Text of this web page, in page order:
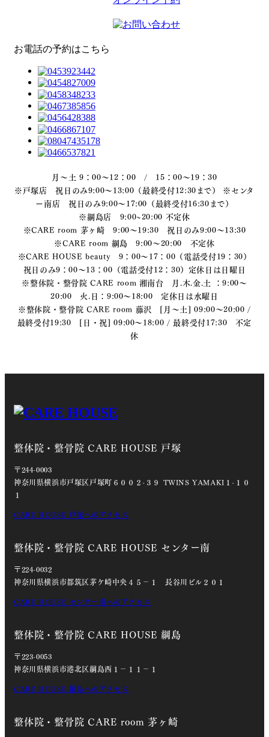
お電話の予約はこちら
月～土 9：00～12：00 / 15：00～19：30
※戸塚店 祝日のみ9:00～13:00（最終受付12:30まで） ※センタ
ー南店 祝日のみ9:00～17:00（最終受付16:30まで）
※綱島店 9:00~20:00 不定休
※CARE room 茅ヶ崎 9:00～19:30 祝日のみ9:00～13:30
※CARE room 綱島 9:00～20:00 不定休
※CARE HOUSE beauty 9：00～17：00（電話受付19：30）
祝日のみ9：00～13：00（電話受付12：30）定休日は日曜日
※整体院・整骨院 CARE room 湘南台 月.木.金.土 ：9:00〜
20:00 火.日：9:00〜18:00 定休日は水曜日
※整体院・整骨院 CARE room 藤沢 [月～土] 09:00～20:00 /
最終受付19:30 [日・祝] 09:00～18:00 / 最終受付17:30 不定
休
整体院・整骨院 CARE HOUSE 戸塚
〒244-0003
神奈川県横浜市戸塚区戸塚町６００２-３９ TWINS YAMAKI１-１０
１
CARE HOUSE 戸塚へのアクセス
整体院・整骨院 CARE HOUSE センター南
〒224-0032
神奈川県横浜市都筑区茅ケ崎中央４５－１ 長谷川ビル２０１
CARE HOUSE センター南へのアクセス
整体院・整骨院 CARE HOUSE 綱島
〒223-0053
神奈川県横浜市港北区綱島西１－１１－１
CARE HOUSE 綱島へのアクセス
整体院・整骨院 CARE room 茅ヶ崎